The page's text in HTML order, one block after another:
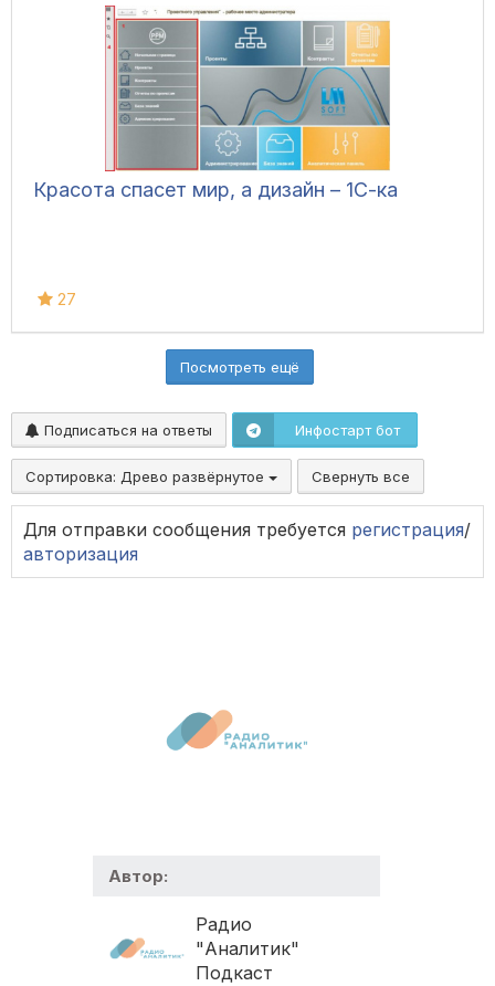
Красота спасет мир, а дизайн – 1С-ка
27
Посмотреть ещё
Подписаться на ответы Инфостарт бот
Сортировка: Древо развёрнутое Свернуть все
Для отправки сообщения требуется регистрация/
авторизация
Автор:
Радио
"Аналитик"
Подкаст